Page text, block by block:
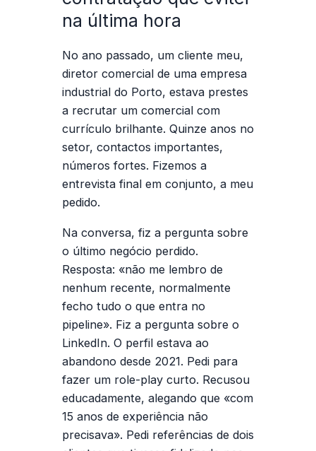
na última hora
No ano passado, um cliente meu,
diretor comercial de uma empresa
industrial do Porto, estava prestes
a recrutar um comercial com
currículo brilhante. Quinze anos no
setor, contactos importantes,
números fortes. Fizemos a
entrevista final em conjunto, a meu
pedido.
Na conversa, fiz a pergunta sobre
o último negócio perdido.
Resposta: «não me lembro de
nenhum recente, normalmente
fecho tudo o que entra no
pipeline». Fiz a pergunta sobre o
LinkedIn. O perfil estava ao
abandono desde 2021. Pedi para
fazer um role-play curto. Recusou
educadamente, alegando que «com
15 anos de experiência não
precisava». Pedi referências de dois